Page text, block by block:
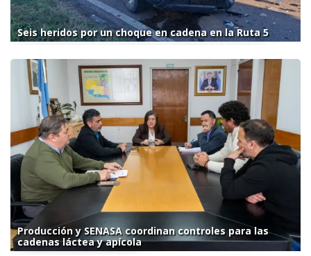
Seis heridos por un choque en cadena en la Ruta 5
Producción y SENASA coordinan controles para las
cadenas láctea y apícola